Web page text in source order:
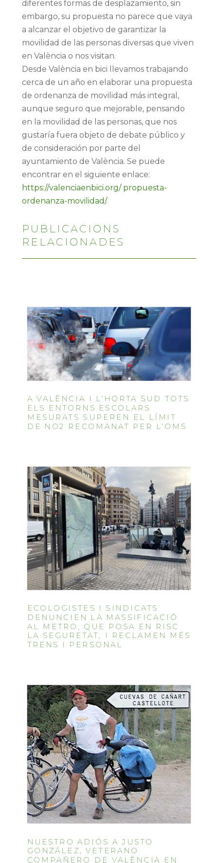
diferentes formas de desplazamiento, sin
embargo, su propuesta no parece que vaya
a alcanzar el objetivo de garantizar la
movilidad de las personas diversas que viven
en València o nos visitan.
Desde València en bici llevamos trabajando
cerca de un año en elaborar una propuesta
de ordenanza de movilidad más integral,
aunque seguro que mejorable, pensando
en la movilidad de las personas, que nos
gustaría fuera objeto de debate público y
de consideración por parte del
ayuntamiento de València. Se puede
encontrar en el siguiente enlace:
https://valenciaenbici.org/ propuesta-
ordenanza-movilidad/.
PUBLICACIONS
RELACIONADES
A VALÈNCIA I L’HORTA SUD TOTS
ELS ENTORNS ESCOLARS
MESURATS SUPEREN EL LÍMIT
DE NO2 RECOMANAT PER L’OMS
ECOLOGISTES I SINDICATS
DENUNCIEN LA MASSIFICACIÓ
AL METRO, QUE POSA EN RISC
LA SEGURETAT, I RECLAMEN MÉS
TRENS I PERSONAL
NUESTRO ADIÓS A JUSTO
GONZÁLEZ, VETERANO
COMPAÑERO DE VALÈNCIA EN